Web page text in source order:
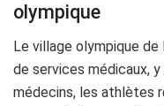
olympique
Le village olympique
de services médicaux,
médecins, les athlètes